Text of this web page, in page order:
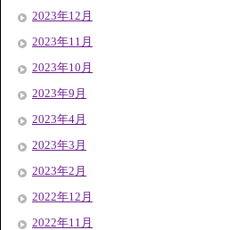
2023年12月
2023年11月
2023年10月
2023年9月
2023年4月
2023年3月
2023年2月
2022年12月
2022年11月